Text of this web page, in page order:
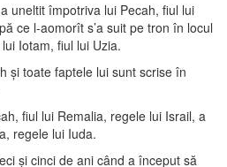
uneltit împotriva lui Pecah, fiul lui
ce l-aomorît s’a suit pe tron în locul
Iotam, fiul lui Uzia.
şi toate faptele lui sunt scrise în
fiul lui Remalia, regele lui Israil, a
regele lui Iuda.
şi cinci de ani când a început să